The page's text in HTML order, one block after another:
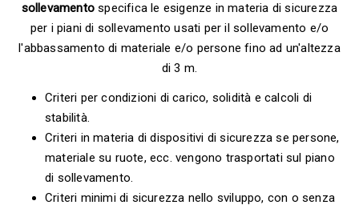
sollevamentospecifica le esigenze in materia di sicurezza
per i piani di sollevamento usati per il sollevamento e/o
l'abbassamento di materiale e/o persone fino ad un'altezza
di 3 m.
Criteri per condizioni di carico, solidità e calcoli di
stabilità.
Criteri in materia di dispositivi di sicurezza se persone,
materiale su ruote, ecc. vengono trasportati sul piano
di sollevamento.
Criteri minimi di sicurezza nello sviluppo, con o senza